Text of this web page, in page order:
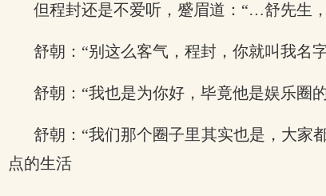
但程封还是不爱听，蹙眉道：“…舒先生
舒朝：“别这么客气，程封，你就叫我名
舒朝：“我也是为你好，毕竟他是娱乐圈
舒朝：“我们那个圈子里其实也是，大家
点的生活